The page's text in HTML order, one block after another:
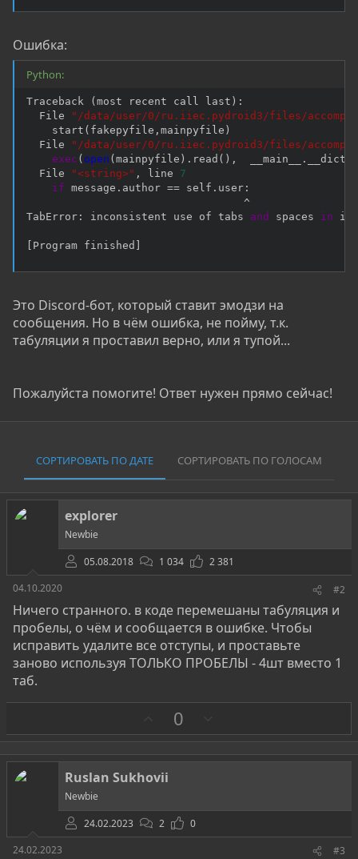
Ошибка:
Python:
Traceback ( most recent call last ) :
  File
"/data/user/0/ru.iiec.pydroid3/files/
    start
( fakepyfile , mainpyfile )
  File
"/data/user/0/ru.iiec.pydroid3/files/
exec ( open ( mainpyfile ) . read ( ) ,
  __main__
.
__dict__
  File
"<string>" , line 7
if message . author == self . user :
^
TabError : inconsistent use of tabs and spaces in
Program finished
Это Discord-бот, который ставит эмодзи на
сообщения. Но в чём ошибка, не пойму, т.к.
табуляции я проставил верно, или я тупой...
Пожалуйста помогите! Ответ нужен прямо сейчас!
СОРТИРОВАТЬ ПО ДАТЕ СОРТИРОВАТЬ ПО ГОЛОСАМ
explorer
Newbie
05.08.2018
1 034
2 381
04.10.2020
#2
Ничего странного. в коде перемешаны табуляция и
пробелы, о чём и сообщается в ошибке. Чтобы
исправить удалите все отступы, и проставьте
заново используя ТОЛЬКО ПРОБЕЛЫ - 4шт вместо 1
таб.
а
0
р
о
в
Ruslan Sukhovii
Newbie
24.02.2023
2
0
24.02.2023
#3